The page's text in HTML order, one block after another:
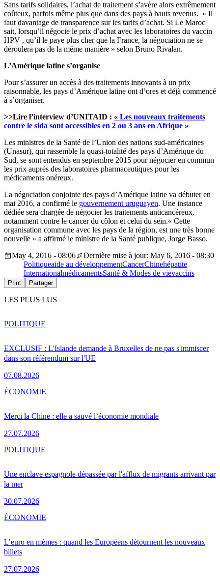
Sans tarifs solidaires, l’achat de traitement s’avère alors extrêmement
coûteux, parfois même plus que dans des pays à hauts revenus. « Il
faut davantage de transparence sur les tarifs d’achat. Si Le Maroc
sait, lorsqu’il négocie le prix d’achat avec les laboratoires du vaccin
HPV , qu’il le paye plus cher que la France, la négociation ne se
déroulera pas de la même manière » selon Bruno Rivalan.
L’Amérique latine s’organise
Pour s’assurer un accès à des traitements innovants à un prix
raisonnable, les pays d’Amérique latine ont d’ores et déjà commencé
à s’organiser.
>>Lire l’interview d’UNITAID : « Les nouveaux traitements
contre le sida sont accessibles en 2 ou 3 ans en Afrique »
Les ministres de la Santé de l’Union des nations sud-américaines
(Unasur), qui rassemble la quasi-totalité des pays d’Amérique du
Sud, se sont entendus en septembre 2015 pour négocier en commun
les prix auprès des laboratoires pharmaceutiques pour les
médicaments onéreux.
La négociation conjointe des pays d’Amérique latine va débuter en
mai 2016, a confirmé le gouvernement uruguayen. Une instance
dédiée sera chargée de négocier les traitements anticancéreux,
notamment contre le cancer du côlon et celui du sein.« Cette
organisation commune avec les pays de la région, est une très bonne
nouvelle » a affirmé le ministre de la Santé publique, Jorge Basso.
May 4, 2016 - 08:06
Dernière mise à jour: May 6, 2016 - 08:30
Politiqueaide au développementCancerChinehépatite
InternationalmédicamentsSanté & Modes de vievaccins
Print Partager
LES PLUS LUS
EXCLUSIF : L'Islande demande à Bruxelles de ne pas s'immiscer
dans son référendum sur l'UE
07.08.2026
POLITIQUE
Merci la Chine : elle a sauvé l’économie mondiale
27.07.2026
ÉCONOMIE
Une enclave espagnole dépassée par l'afflux de migrants arrivant par
la mer
30.07.2026
POLITIQUE
L’euro en mèmes : quand les Européens détournent les nouveaux
billets
27.07.2026
ÉCONOMIE